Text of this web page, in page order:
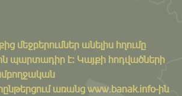
մեջբերումներ անելիս հղումը
պարտադիր է: Կայքի հոդվածների
առանց www.banak.info-ին